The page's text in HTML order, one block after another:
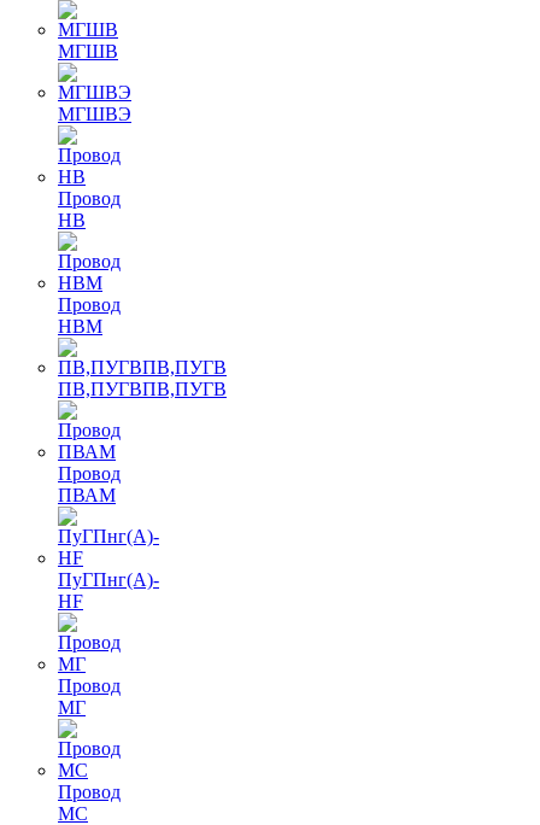
МГШВ
МГШВЭ
Провод
НВ
Провод
НВМ
ПВ,ПУГВПВ,ПУГВ
Провод
ПВАМ
ПуГПнг(A)-
HF
Провод
МГ
Провод
МС